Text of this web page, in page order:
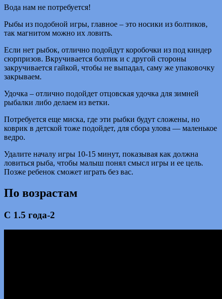
Вода нам не потребуется!
Рыбы из подобной игры, главное – это носики из болтиков,
так магнитом можно их ловить.
Если нет рыбок, отлично подойдут коробочки из под киндер
сюрпризов. Вкручивается болтик и с другой стороны
закручивается гайкой, чтобы не выпадал, саму же упаковочку
закрываем.
Удочка – отлично подойдет отцовская удочка для зимней
рыбалки либо делаем из ветки.
Потребуется еще миска, где эти рыбки будут сложены, но
коврик в детской тоже подойдет, для сбора улова — маленькое
ведро.
Удалите началу игры 10-15 минут, показывая как должна
ловиться рыба, чтобы малыш понял смысл игры и ее цель.
Позже ребенок сможет играть без вас.
По возрастам
С 1.5 года-2